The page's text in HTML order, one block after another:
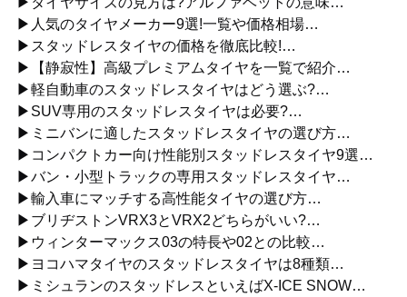
▶人気のタイヤメーカー9選!一覧や価格相場…
▶スタッドレスタイヤの価格を徹底比較!…
▶【静寂性】高級プレミアムタイヤを一覧で紹介…
▶軽自動車のスタッドレスタイヤはどう選ぶ?…
▶SUV専用のスタッドレスタイヤは必要?…
▶ミニバンに適したスタッドレスタイヤの選び方…
▶コンパクトカー向け性能別スタッドレスタイヤ9選…
▶バン・小型トラックの専用スタッドレスタイヤ…
▶輸入車にマッチする高性能タイヤの選び方…
▶ブリヂストンVRX3とVRX2どちらがいい?…
▶ウィンターマックス03の特長や02との比較…
▶ヨコハマタイヤのスタッドレスタイヤは8種類…
▶ミシュランのスタッドレスといえばX-ICE SNOW…